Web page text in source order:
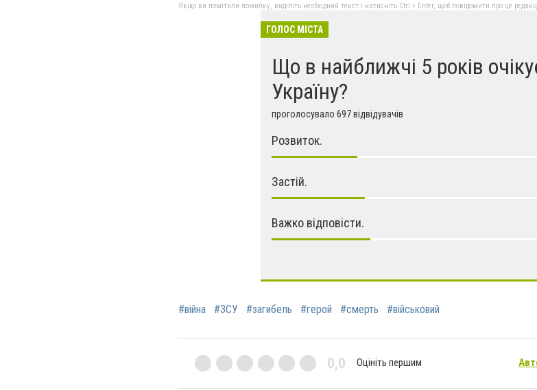
Якщо ви помітили помилку, виділіть необхідний текст і натисніть Ctrl + Enter, щоб повідомити про це
ГОЛОС МІСТА
Що в найближчі 5 років
Україну?
проголосувало 697 відвідувачів
Розвиток.
Застій.
Важко відповісти.
#війна #ЗСУ #загибель #герой #смерть #військовий
0,0 Оцініть першим